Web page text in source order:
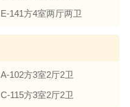
E-141方4室两厅两卫
A-102方3室2厅2卫
C-115方3室2厅2卫